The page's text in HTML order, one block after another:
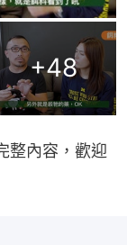
+48
整內容，歡迎